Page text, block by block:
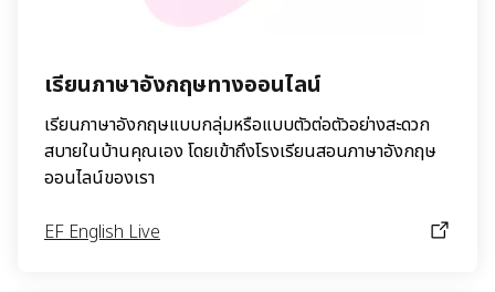
เรียนภาษาอังกฤษทางออนไลน์
เรียนภาษาอังกฤษแบบกลุ่มหรือแบบตัวต่อตัวอย่างสะดวก
สบายในบ้านคุณเอง โดยเข้าถึงโรงเรียนสอนภาษาอังกฤษ
ออนไลน์ของเรา
EF English Live